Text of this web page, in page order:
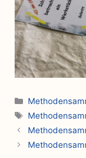
Kategorien
Schlagwörter